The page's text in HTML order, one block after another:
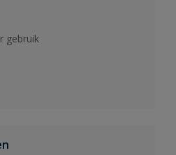
gebruik